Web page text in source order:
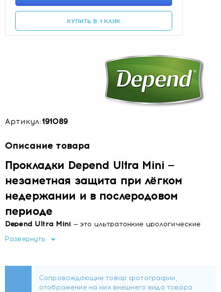
КУПИТЬ В 1 КЛИК
Артикул:191089
Описание товара
Прокладки Depend Ultra Mini —
незаметная защита при лёгком
недержании и в послеродовом
периоде
Depend Ultra Mini — это ультратонкие урологические
прокладки, разработанные специально для женщин,
сталкивающихся с капельным или лёгким недержанием
восстановительном периоде.
Несмотря на компактные размеры, они обеспечивают
максимальную надёжность, благодаря инновационной
Развернуть